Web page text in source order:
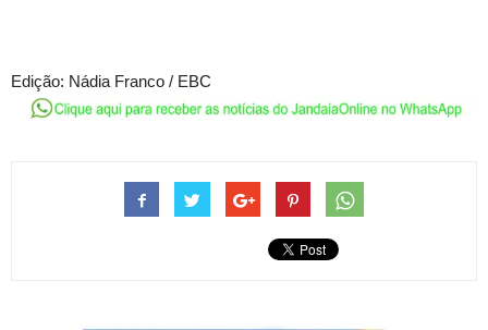
Edição: Nádia Franco / EBC